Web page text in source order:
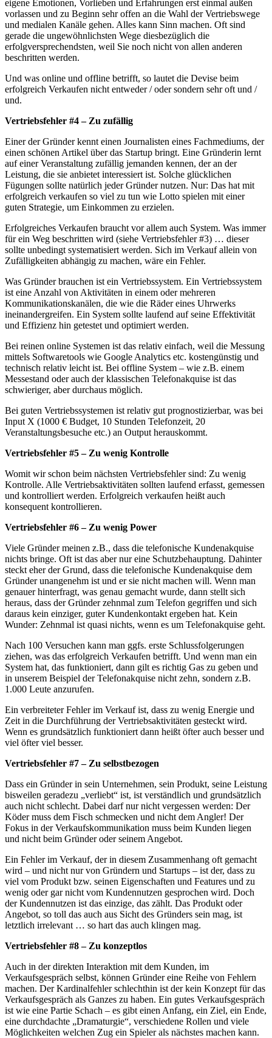
eigene Emotionen, Vorlieben und Erfahrungen erst einmal außen
vorlassen und zu Beginn sehr offen an die Wahl der Vertriebswege
und medialen Kanäle gehen. Alles kann Sinn machen. Oft sind
gerade die ungewöhnlichsten Wege diesbezüglich die
erfolgversprechendsten, weil Sie noch nicht von allen anderen
beschritten werden.
Und was online und offline betrifft, so lautet die Devise beim
erfolgreich Verkaufen nicht entweder / oder sondern sehr oft und /
und.
Vertriebsfehler #4 – Zu zufällig
Einer der Gründer kennt einen Journalisten eines Fachmediums, der
einen schönen Artikel über das Startup bringt. Eine Gründerin lernt
auf einer Veranstaltung zufällig jemanden kennen, der an der
Leistung, die sie anbietet interessiert ist. Solche glücklichen
Fügungen sollte natürlich jeder Gründer nutzen. Nur: Das hat mit
erfolgreich verkaufen so viel zu tun wie Lotto spielen mit einer
guten Strategie, um Einkommen zu erzielen.
Erfolgreiches Verkaufen braucht vor allem auch System. Was immer
für ein Weg beschritten wird (siehe Vertriebsfehler #3) … dieser
sollte unbedingt systematisiert werden. Sich im Verkauf allein von
Zufälligkeiten abhängig zu machen, wäre ein Fehler.
Was Gründer brauchen ist ein Vertriebssystem. Ein Vertriebssystem
ist eine Anzahl von Aktivitäten in einem oder mehreren
Kommunikationskanälen, die wie die Räder eines Uhrwerks
ineinandergreifen. Ein System sollte laufend auf seine Effektivität
und Effizienz hin getestet und optimiert werden.
Bei reinen online Systemen ist das relativ einfach, weil die Messung
mittels Softwaretools wie Google Analytics etc. kostengünstig und
technisch relativ leicht ist. Bei offline System – wie z.B. einem
Messestand oder auch der klassischen Telefonakquise ist das
schwieriger, aber durchaus möglich.
Bei guten Vertriebssystemen ist relativ gut prognostizierbar, was bei
Input X (1000 € Budget, 10 Stunden Telefonzeit, 20
Veranstaltungsbesuche etc.) an Output herauskommt.
Vertriebsfehler #5 – Zu wenig Kontrolle
Womit wir schon beim nächsten Vertriebsfehler sind: Zu wenig
Kontrolle. Alle Vertriebsaktivitäten sollten laufend erfasst, gemessen
und kontrolliert werden. Erfolgreich verkaufen heißt auch
konsequent kontrollieren.
Vertriebsfehler #6 – Zu wenig Power
Viele Gründer meinen z.B., dass die telefonische Kundenakquise
nichts bringe. Oft ist das aber nur eine Schutzbehauptung. Dahinter
steckt eher der Grund, dass die telefonische Kundenakquise dem
Gründer unangenehm ist und er sie nicht machen will. Wenn man
genauer hinterfragt, was genau gemacht wurde, dann stellt sich
heraus, dass der Gründer zehnmal zum Telefon gegriffen und sich
daraus kein einziger, guter Kundenkontakt ergeben hat. Kein
Wunder: Zehnmal ist quasi nichts, wenn es um Telefonakquise geht.
Nach 100 Versuchen kann man ggfs. erste Schlussfolgerungen
ziehen, was das erfolgreich Verkaufen betrifft. Und wenn man ein
System hat, das funktioniert, dann gilt es richtig Gas zu geben und
in unserem Beispiel der Telefonakquise nicht zehn, sondern z.B.
1.000 Leute anzurufen.
Ein verbreiteter Fehler im Verkauf ist, dass zu wenig Energie und
Zeit in die Durchführung der Vertriebsaktivitäten gesteckt wird.
Wenn es grundsätzlich funktioniert dann heißt öfter auch besser und
viel öfter viel besser.
Vertriebsfehler #7 – Zu selbstbezogen
Dass ein Gründer in sein Unternehmen, sein Produkt, seine Leistung
bisweilen geradezu „verliebt“ ist, ist verständlich und grundsätzlich
auch nicht schlecht. Dabei darf nur nicht vergessen werden: Der
Köder muss dem Fisch schmecken und nicht dem Angler! Der
Fokus in der Verkaufskommunikation muss beim Kunden liegen
und nicht beim Gründer oder seinem Angebot.
Ein Fehler im Verkauf, der in diesem Zusammenhang oft gemacht
wird – und nicht nur von Gründern und Startups – ist der, dass zu
viel vom Produkt bzw. seinen Eigenschaften und Features und zu
wenig oder gar nicht vom Kundennutzen gesprochen wird. Doch
der Kundennutzen ist das einzige, das zählt. Das Produkt oder
Angebot, so toll das auch aus Sicht des Gründers sein mag, ist
letztlich irrelevant … so hart das auch klingen mag.
Vertriebsfehler #8 – Zu konzeptlos
Auch in der direkten Interaktion mit dem Kunden, im
Verkaufsgespräch selbst, können Gründer eine Reihe von Fehlern
machen. Der Kardinalfehler schlechthin ist der kein Konzept für das
Verkaufsgespräch als Ganzes zu haben. Ein gutes Verkaufsgespräch
ist wie eine Partie Schach – es gibt einen Anfang, ein Ziel, ein Ende,
eine durchdachte „Dramaturgie“, verschiedene Rollen und viele
Möglichkeiten welchen Zug ein Spieler als nächstes machen kann.